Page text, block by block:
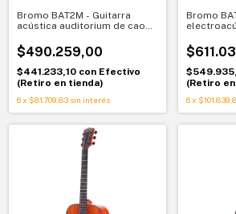
Bromo BAT2M - Guitarra
acústica auditorium de caoba
BAT2M
$490.259,00
$441.233,10 con Efectivo
(Retiro en tienda)
6 x $81.709,83 sin interés
Bromo
(Retiro
6x